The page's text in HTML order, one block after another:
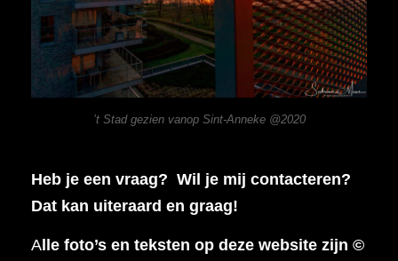
’t Stad gezien vanop Sint-Anneke @2020
Heb je een vraag? Wil je mij contacteren?
Dat kan uiteraard en graag!
Alle foto’s en teksten op deze website zijn ©